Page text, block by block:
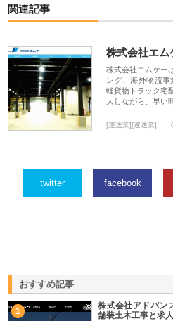
関連記事
株式会社エム
株式会社エムケー
ング、海外物流事
軽貨物トラック宅
大しながら、早い
[運送業][運送業]
twitter facebook
おすすめ記事
1
株式会社アドバン
舗装土木工事と求